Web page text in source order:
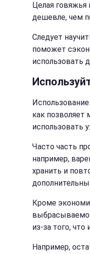
Целая говяжья
дешевле, чем
Следует
поможет
использовать
как
использовать
Часто часть
например,
хранить и
Кроме
из-за того,
Например,